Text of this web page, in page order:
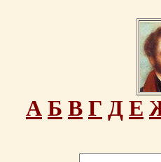
А Б В Г Д Е